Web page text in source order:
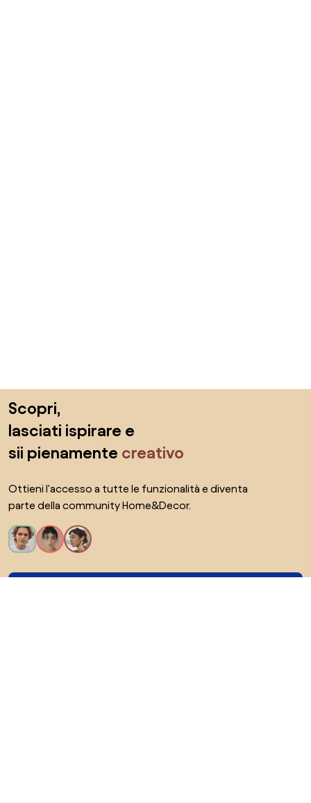
Scopri,
lasciati ispirare e
sii pienamente creativo
Ottieni l'accesso a tutte le funzionalità e diventa
parte della community Home&Decor.